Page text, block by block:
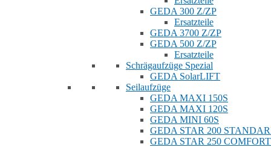
GEDA 300 Z/ZP
Ersatzteile
GEDA 3700 Z/ZP
GEDA 500 Z/ZP
Ersatzteile
Schrägaufzüge Spezial
GEDA SolarLIFT
Seilaufzüge
GEDA MAXI 150S
GEDA MAXI 120S
GEDA MINI 60S
GEDA STAR 200
GEDA STAR 250 COMFORT